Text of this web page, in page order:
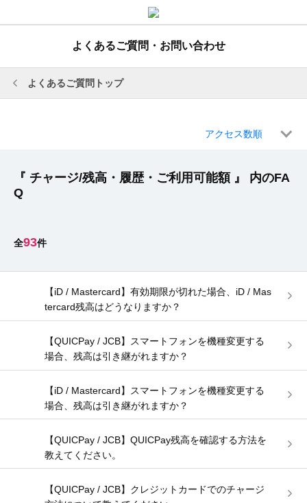
よくあるご質問・お問い合わせ
よくあるご質問トップ
アクセス数順
『 チャージ/残高・履歴・ご利用可能額 』 内のFA
Q
93
【iD / Mastercard】有効期限が切れた場合、iD / Mas
tercard残高はどうなりますか？
【QUICPay / JCB】スマートフォンを機種変更する
場合、残高は引き継がれますか？
【iD / Mastercard】スマートフォンを機種変更する
場合、残高は引き継がれますか？
【QUICPay / JCB】QUICPay残高を確認する方法を
教えてください。
【QUICPay / JCB】クレジットカードでのチャージ